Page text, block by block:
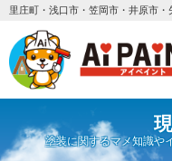
里庄町・浅口市・笠岡市・井原市
塗装に関するマメ知識や